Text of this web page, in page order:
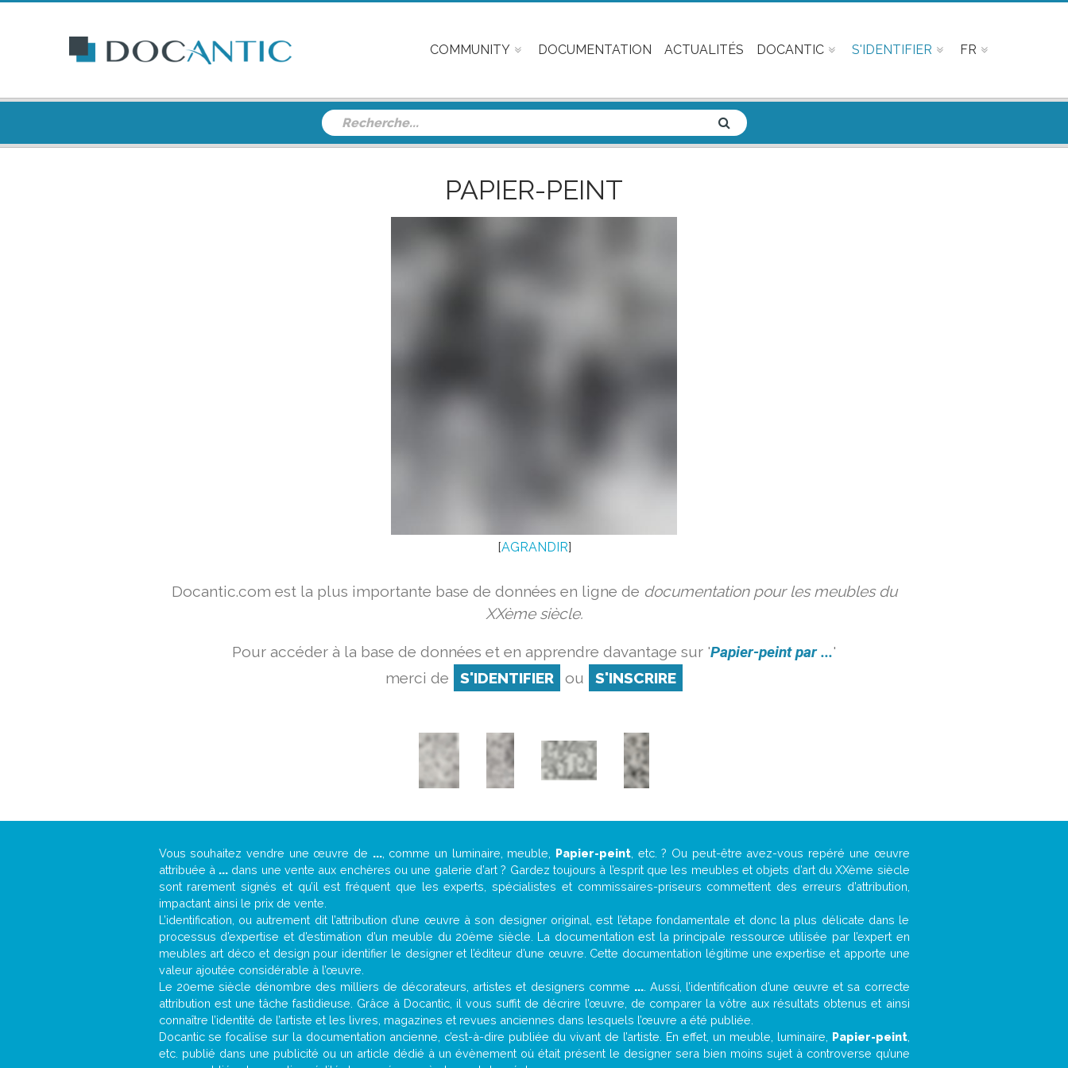
COMMUNITY DOCUMENTATION ACTUALITÉS DOCANTIC S'IDENTIFIER FR
PAPIER-PEINT
[AGRANDIR]
Docantic.com est la plus importante base de données en ligne de documentation pour les meubles du
XXème siècle.
Pour accéder à la base de données et en apprendre davantage sur 'Papier-peint par ...'
merci de
S'IDENTIFIER ou S'INSCRIRE
Vous souhaitez vendre une œuvre de ..., comme un luminaire, meuble, Papier-peint , etc. ? Ou peut-être avez-vous repéré une œuvre
attribuée à ... dans une vente aux enchères ou une galerie d’art ? Gardez toujours à l’esprit que les meubles et objets d’art du XXème siècle
sont rarement signés et qu’il est fréquent que les experts, spécialistes et commissaires-priseurs commettent des erreurs d’attribution,
impactant ainsi le prix de vente.
L’identification, ou autrement dit l’attribution d’une œuvre à son designer original, est l’étape fondamentale et donc la plus délicate dans le
processus d’expertise et d’estimation d’un meuble du 20ème siècle. La documentation est la principale ressource utilisée par l’expert en
meubles art déco et design pour identifier le designer et l’éditeur d’une œuvre. Cette documentation légitime une expertise et apporte une
valeur ajoutée considérable à l’œuvre.
Le 20eme siècle dénombre des milliers de décorateurs, artistes et designers comme .... Aussi, l’identification d’une œuvre et sa correcte
attribution est une tâche fastidieuse. Grâce à Docantic, il vous suffit de décrire l’œuvre, de comparer la vôtre aux résultats obtenus et ainsi
connaître l’identité de l’artiste et les livres, magazines et revues anciennes dans lesquels l’œuvre a été publiée.
Docantic se focalise sur la documentation ancienne, c’est-à-dire publiée du vivant de l’artiste. En effet, un meuble, luminaire, Papier-peint,
etc. publié dans une publicité ou un article dédié à un évènement où était présent le designer sera bien moins sujet à controverse qu’une